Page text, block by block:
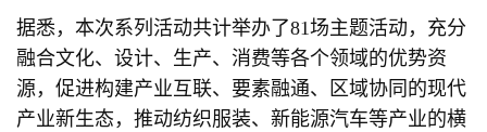
据悉，本次系列活动共计举办了81场主题活动，充分
融合文化、设计、生产、消费等各个领域的优势资
源，促进构建产业互联、要素融通、区域协同的现代
产业新生态，推动纺织服装、新能源汽车等产业的横